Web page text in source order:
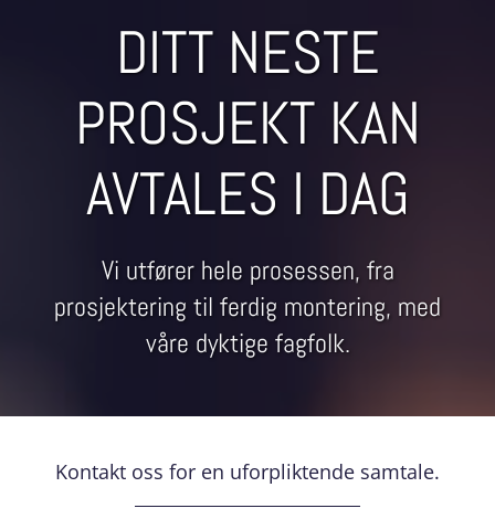
DITT NESTE
PROSJEKT KAN
AVTALES I DAG
Vi utfører hele prosessen, fra
prosjektering til ferdig montering, med
våre dyktige fagfolk.
Kontakt oss for en uforpliktende samtale.